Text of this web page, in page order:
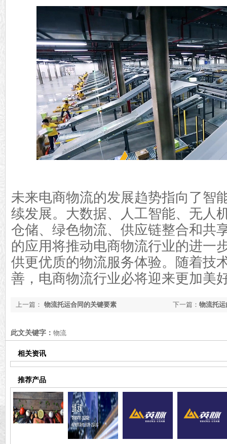
未来电商物流的发展趋势指向了智
续发展。大数据、人工智能、无人
仓储、绿色物流、供应链整合和共
的应用将推动电商物流行业的进一
供更优质的物流服务体验。随着技
善，电商物流行业必将迎来更加美
下一篇： 物流托
上一篇： 物流托运合同的关键要素
此文关键字： 物流
相关资讯
推荐产品